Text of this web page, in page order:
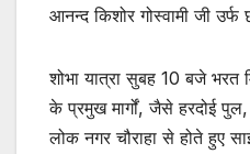
आनन्द किशोर गोस्वामी जी उर्फ
शोभा यात्रा सुबह 10 बजे भरत
के प्रमुख मार्गों, जैसे हरदोई पुल,
लोक नगर चौराहा से होते हुए